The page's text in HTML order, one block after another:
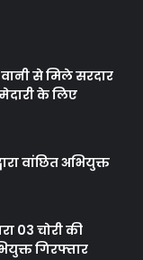
से मिले सरदार
के लिए
वांछित अभियुक्त
03 चोरी की
गिरफ्तार